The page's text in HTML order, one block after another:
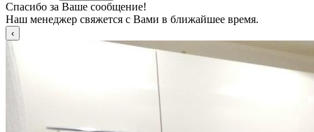
Спасибо за Ваше сообщение!
Наш менеджер свяжется с Вами в ближайшее время.